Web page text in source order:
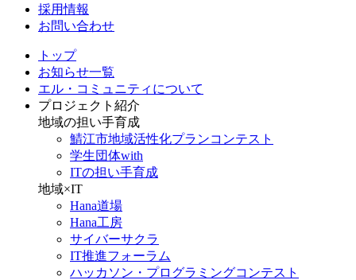
採用情報
お問い合わせ
トップ
お知らせ一覧
エル・コミュニティについて
プロジェクト紹介
地域の担い手育成
鯖江市地域活性化プランコンテスト
学生団体with
ITの担い手育成
地域×IT
Hana道場
Hana工房
サイバーサクラ
IT推進フォーラム
ハッカソン・プログラミングコンテスト